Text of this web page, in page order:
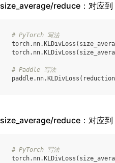
size_average/reduce：对应
# PyTorch 写法
torch. nn. KLDivLoss (
torch. nn. KLDivLoss (
# Paddle 写法
paddle. nn. KLDivLoss ( reduction
size_average/reduce：对应
# PyTorch 写法
torch. nn. KLDivLoss (